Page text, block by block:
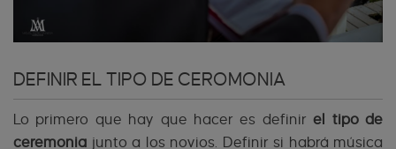
DEFINIR EL TIPO DE CEROMONIA
Lo primero que hay que hacer es definirel tipo de
ceremonia junto a los novios. Definir si habrá música